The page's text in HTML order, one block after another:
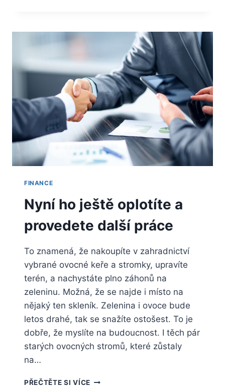
TÍSNI?
FINANCE
Nyní ho ještě oplotíte a
provedete další práce
To znamená, že nakoupíte v zahradnictví
vybrané ovocné keře a stromky, upravíte
terén, a nachystáte plno záhonů na
zeleninu. Možná, že se najde i místo na
nějaký ten skleník. Zelenina i ovoce bude
letos drahé, tak se snažíte ostošest. To je
dobře, že myslíte na budoucnost. I těch pár
starých ovocných stromů, které zůstaly
na…
PŘEČTĚTE SI VÍCENYNÍ